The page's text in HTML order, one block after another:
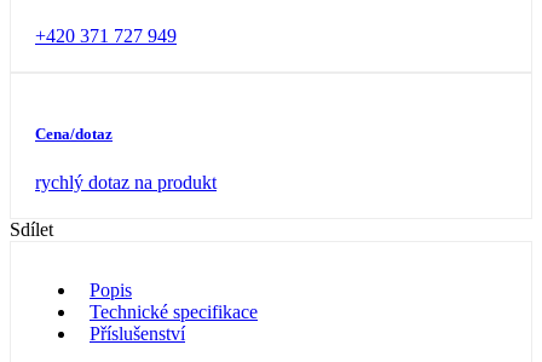
+420 371 727 949
Cena/dotaz
rychlý dotaz na produkt
Sdílet
Popis
Technické specifikace
Příslušenství